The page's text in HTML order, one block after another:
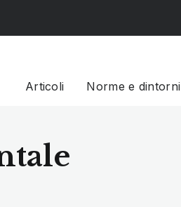
Articoli Norme e dintorni